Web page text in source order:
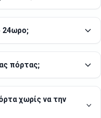
24ωρο;
πόρτας;
χωρίς να την